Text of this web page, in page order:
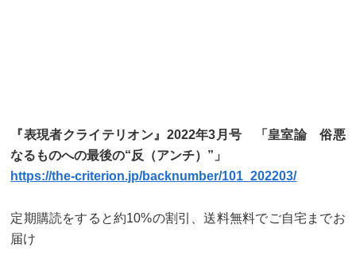
『表現者クライテリオン』2022年3月号 「皇室論 俗悪
なるものへの最後の“反（アンチ）”」
https://the-criterion.jp/backnumber/101_202203/
定期購読をすると約10%の割引、送料無料でご自宅までお
届け